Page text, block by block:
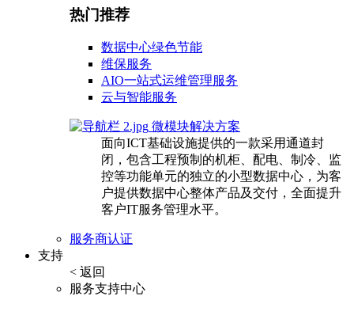
热门推荐
数据中心绿色节能
维保服务
AIO一站式运维管理服务
云与智能服务
微模块解决方案
面向ICT基础设施提供的一款采用通道封
闭，包含工程预制的机柜、配电、制冷、监
控等功能单元的独立的小型数据中心，为客
户提供数据中心整体产品及交付，全面提升
客户IT服务管理水平。
服务商认证
支持
< 返回
服务支持中心